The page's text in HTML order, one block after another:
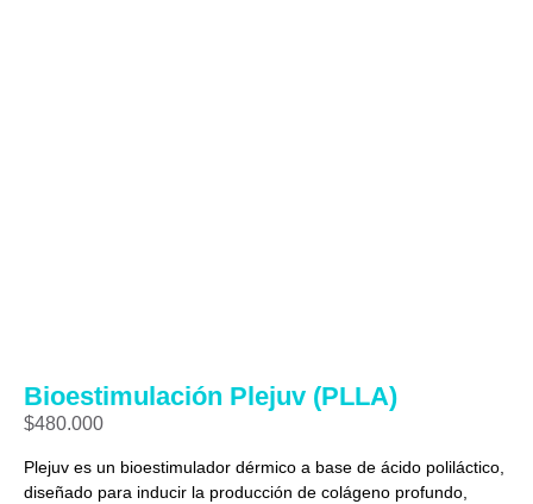
Bioestimulación Plejuv (PLLA)
$480.000
Plejuv es un bioestimulador dérmico a base de ácido poliláctico,
diseñado para inducir la producción de colágeno profundo,